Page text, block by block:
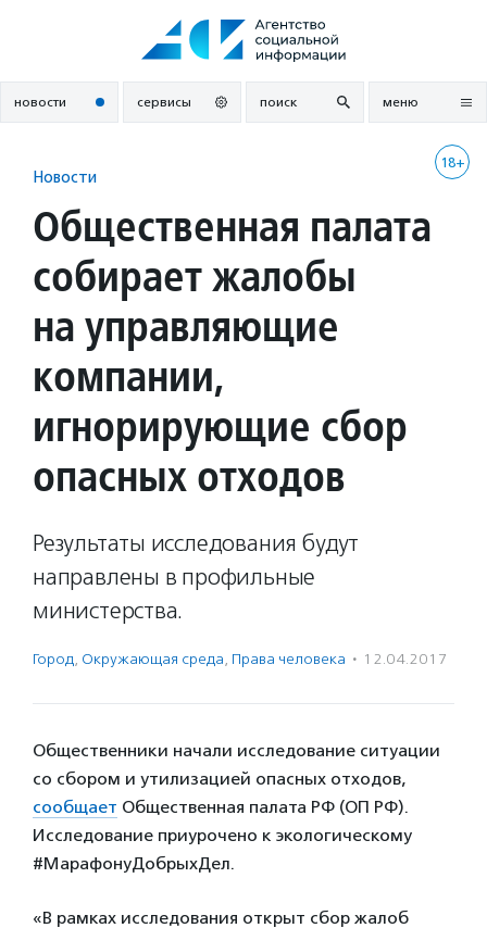
новости сервисы поиск меню
18+
Новости
Общественная палата
собирает жалобы
на управляющие
компании,
игнорирующие сбор
опасных отходов
Результаты исследования будут
направлены в профильные
министерства.
Город, Окружающая среда, Права человека · 12.04.2017
Общественники начали исследование ситуации
со сбором и утилизацией опасных отходов,
сообщает Общественная палата РФ (ОП РФ).
Исследование приурочено к экологическому
#МарафонуДобрыхДел.
«В рамках исследования открыт сбор жалоб